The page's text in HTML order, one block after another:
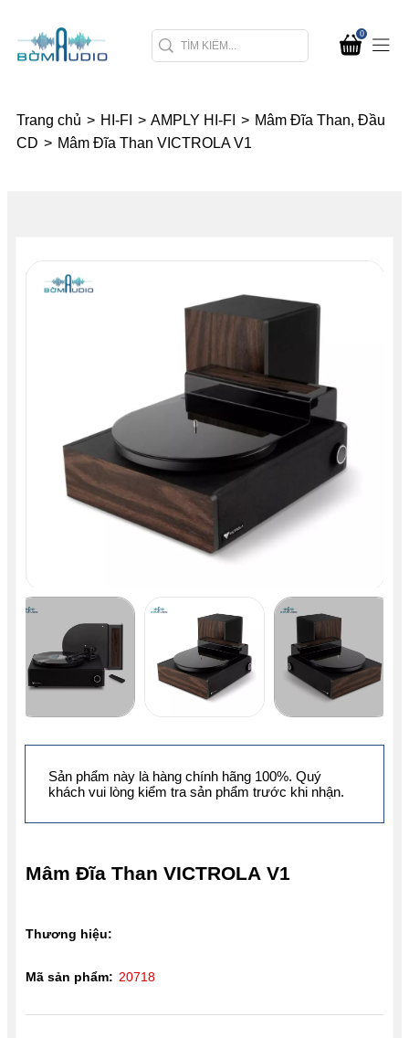
0
Trang chủ > HI-FI > AMPLY HI-FI > Mâm Đĩa Than, Đầu
CD > Mâm Đĩa Than VICTROLA V1
Mâm Đĩa Than VICTROLA V1
Thương hiệu:
Mã sản phẩm: 20718
Sản phẩm này là hàng chính hãng 100%. Quý
khách vui lòng kiểm tra sản phẩm trước khi nhận.